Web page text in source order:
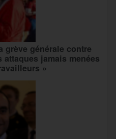
grève générale contre
attaques jamais menées
»